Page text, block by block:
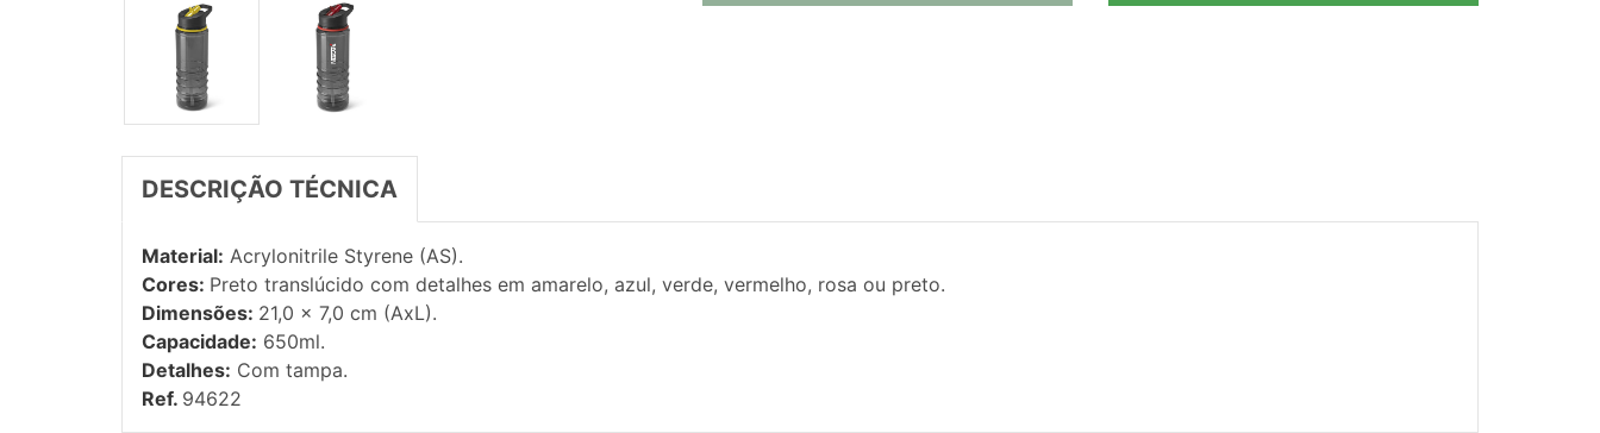
DESCRIÇÃO TÉCNICA
Material: Acrylonitrile Styrene (AS).
Cores: Preto translúcido com detalhes em amarelo, azul, verde, vermelho, rosa ou preto.
Dimensões: 21,0 x 7,0 cm (AxL).
Capacidade: 650ml.
Detalhes: Com tampa.
Ref. 94622